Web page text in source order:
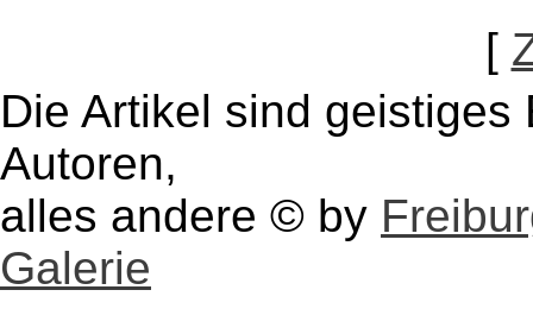
[
Die Artikel sind
Autoren,
alles andere © by
Galerie